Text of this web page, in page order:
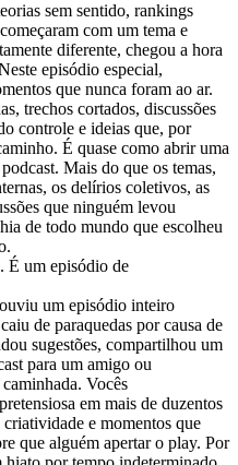
sem sentido, rankings
com um tema e
diferente, chegou a hora
episódio especial,
que nunca foram ao ar.
trechos cortados, discussões
controle e ideias que, por
É quase como abrir uma
Mais do que os temas,
os delírios coletivos, as
que ninguém levou
de todo mundo que escolheu
É um episódio de
um episódio inteiro
de paraquedas por causa de
sugestões, compartilhou um
para um amigo ou
Vocês
em mais de duzentos
e momentos que
que alguém apertar o play. Por